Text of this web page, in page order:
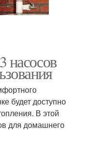
насосов
будет доступно
В этой
для домашнего